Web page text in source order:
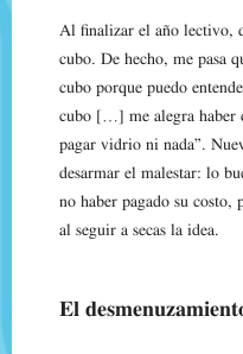
Al finalizar el año lectivo,
cubo. De hecho, me pasa
cubo porque puedo
cubo […] me alegra haber
pagar vidrio ni nada”.
desarmar el malestar: lo
no haber pagado su
al seguir a secas la idea.
El